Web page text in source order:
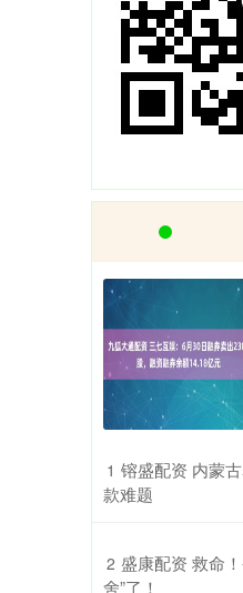
1 镕盛配资 内蒙
款难题
2 盛康配资 救命
舍”了！